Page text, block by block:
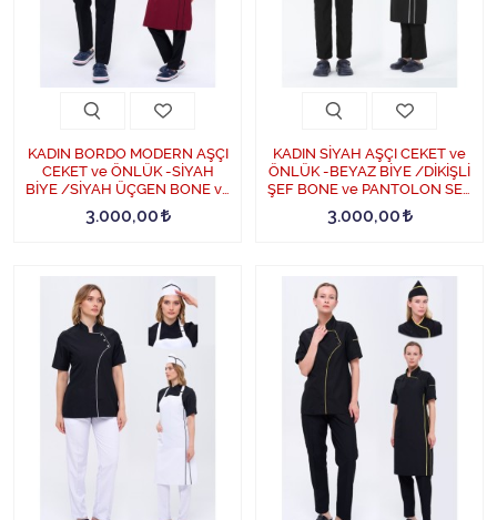
KADIN BORDO MODERN AŞÇI
CEKET ve ÖNLÜK -SİYAH
BİYE /SİYAH ÜÇGEN BONE ve
PANTOLON SET - SiyahBiye-
Bordo
3.000,00
KADIN SİYAH AŞÇI CEKET ve
ÖNLÜK -BEYAZ BİYE /DİKİŞLİ
ŞEF BONE ve PANTOLON SET
- BeyazBiye-Siyah
3.000,00